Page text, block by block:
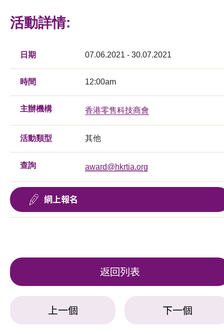
活動詳情:
日期 07.06.2021 - 30.07.2021
時間 12:00am
主辦機構 香港零售科技商會
活動類型 其他
查詢 award@hkrtia.org
網上報名
返回列表
上一個 下一個